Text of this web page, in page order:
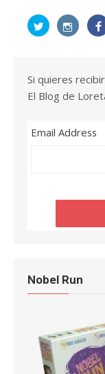
Si quieres
El Blog de
Email Address
Nobel Run